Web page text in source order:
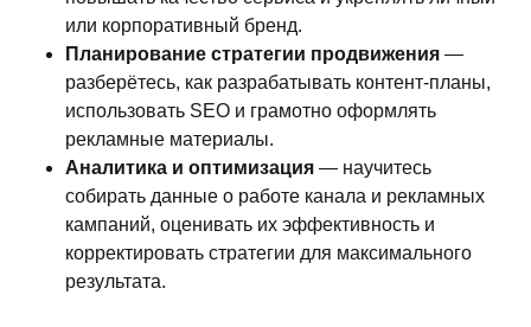
или корпоративный бренд.
Планирование стратегии продвижения —
разберётесь, как разрабатывать контент-планы,
использовать SEO и грамотно оформлять
рекламные материалы.
Аналитика и оптимизация — научитесь
собирать данные о работе канала и рекламных
кампаний, оценивать их эффективность и
корректировать стратегии для максимального
результата.